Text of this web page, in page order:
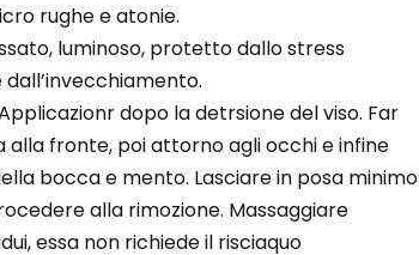
rughe e atonie.
luminoso, protetto dallo stress
dopo la detrsione del viso. Far
alla fronte, poi attorno agli occhi e infine
bocca e mento. Lasciare in posa minimo
alla rimozione. Massaggiare
essa non richiede il risciaquo